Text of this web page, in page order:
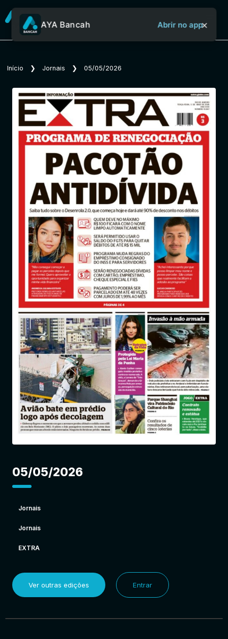
Sobre o Aya Bancah
Início
Revistas
Jornais
Notícias
Entrar
AYA Bancah Abrir no app×
Início ❯ Jornais ❯ 05/05/2026
05/05/2026
Jornais
Jornais
EXTRA
Ver outras edições Entrar